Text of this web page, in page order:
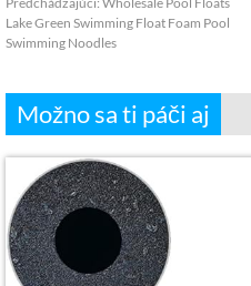
Lake Green Swimming Float Foam Pool
Swimming Noodles
Možno sa ti páči aj